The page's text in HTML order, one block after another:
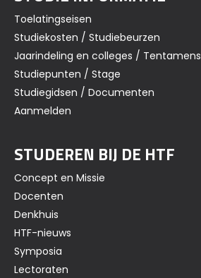
Toelatingseisen
Studiekosten / Studiebeurzen
Jaarindeling en colleges /
Studiepunten / Stage
Studiegidsen / Documenten
Aanmelden
STUDEREN BIJ DE HTF
Concept en Missie
Docenten
Denkhuis
HTF-nieuws
Symposia
Lectoraten